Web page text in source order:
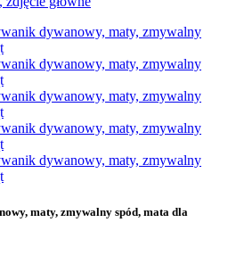
maty, zmywalny spód, mata dla